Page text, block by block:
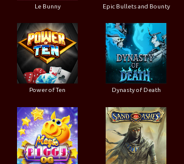
Le Bunny Epic Bullets and Bounty
Power of Ten Dynasty of Death